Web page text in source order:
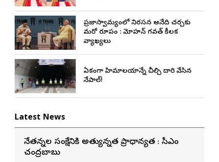
ప్రజాస్వామ్యంలో నిరసన అనేది చర్చకు
మరో రూపం : మోహన్ భాగవత్ కీలక
వ్యాఖ్యలు
ఏకంగా హిమాలయాన్నే చీల్చి దారి వేసిన
నేపాల్!
Latest News
నేతన్నల సంక్షేమానికి అత్యున్నత ప్రాధాన్యత : సీఎం
చంద్రబాబు